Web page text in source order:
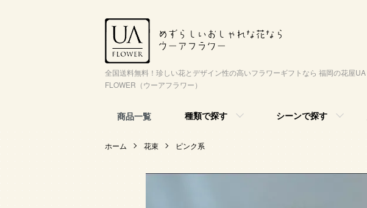
全国送料無料！珍しい花とデザイン性の高いフラワーギフトなら 福岡の花屋UA
FLOWER（ウーアフラワー）
商品一覧 種類で探す シーンで探す
ホーム 花束 ピンク系